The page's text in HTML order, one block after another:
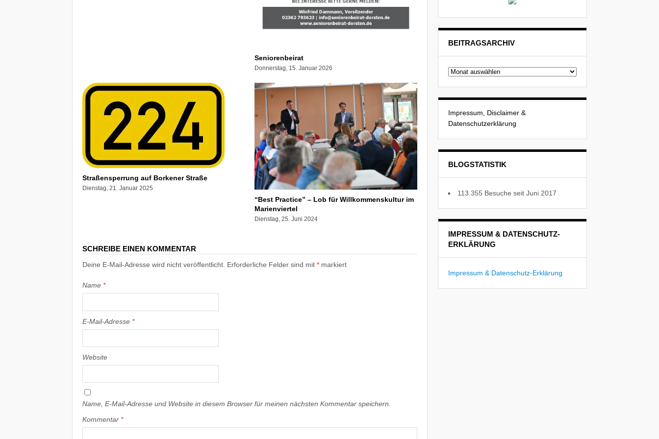
Seniorenbeirat
Donnerstag, 15. Januar 2026
Straßensperrung auf Borkener Straße
Dienstag, 21. Januar 2025
“Best Practice” – Lob für Willkommenskultur im
Marienviertel
Dienstag, 25. Juni 2024
SCHREIBE EINEN KOMMENTAR
Deine E-Mail-Adresse wird nicht veröffentlicht. Erforderliche Felder sind mit * markiert
Name *
E-Mail-Adresse *
Website
Name, E-Mail-Adresse und Website in diesem Browser für meinen nächsten Kommentar speichern.
Kommentar *
BEITRAGSARCHIV
Beitragsarchiv
Impressum, Disclaimer &
Datenschutzerklärung
BLOGSTATISTIK
113.355 Besuche seit Juni 2017
IMPRESSUM & DATENSCHUTZ-
ERKLÄRUNG
Impressum & Datenschutz-Erklärung